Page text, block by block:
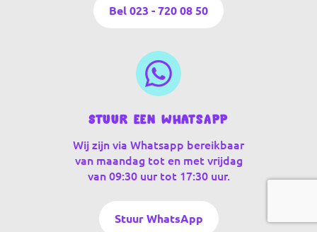
Bel 023 - 720 08 50
Stuur een WhatsApp
Wij zijn via Whatsapp bereikbaar
van maandag tot en met vrijdag
van 09:30 uur tot 17:30 uur.
Stuur WhatsApp